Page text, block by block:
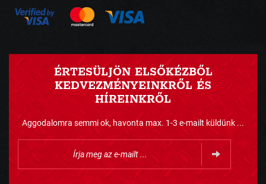
ÉRTESÜLJÖN ELSŐKÉZBŐL
KEDVEZMÉNYEINKRŐL ÉS
HÍREINKRŐL
Aggodalomra semmi ok, havonta max. 1-3 e-mailt küldünk ...